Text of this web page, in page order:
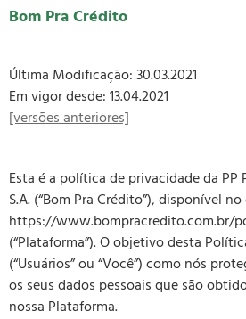
Bom Pra Crédito
Última Modificação: 30.03.2021
Em vigor desde: 13.04.2021
[versões anteriores]
Esta é a política de privacidade da PP
S.A. (“Bom Pra Crédito”), disponível
https://www.bompracredito.com.br/
(“Plataforma”). O objetivo desta
(“Usuários” ou “Você”) como nós
os seus dados pessoais que são
nossa Plataforma.